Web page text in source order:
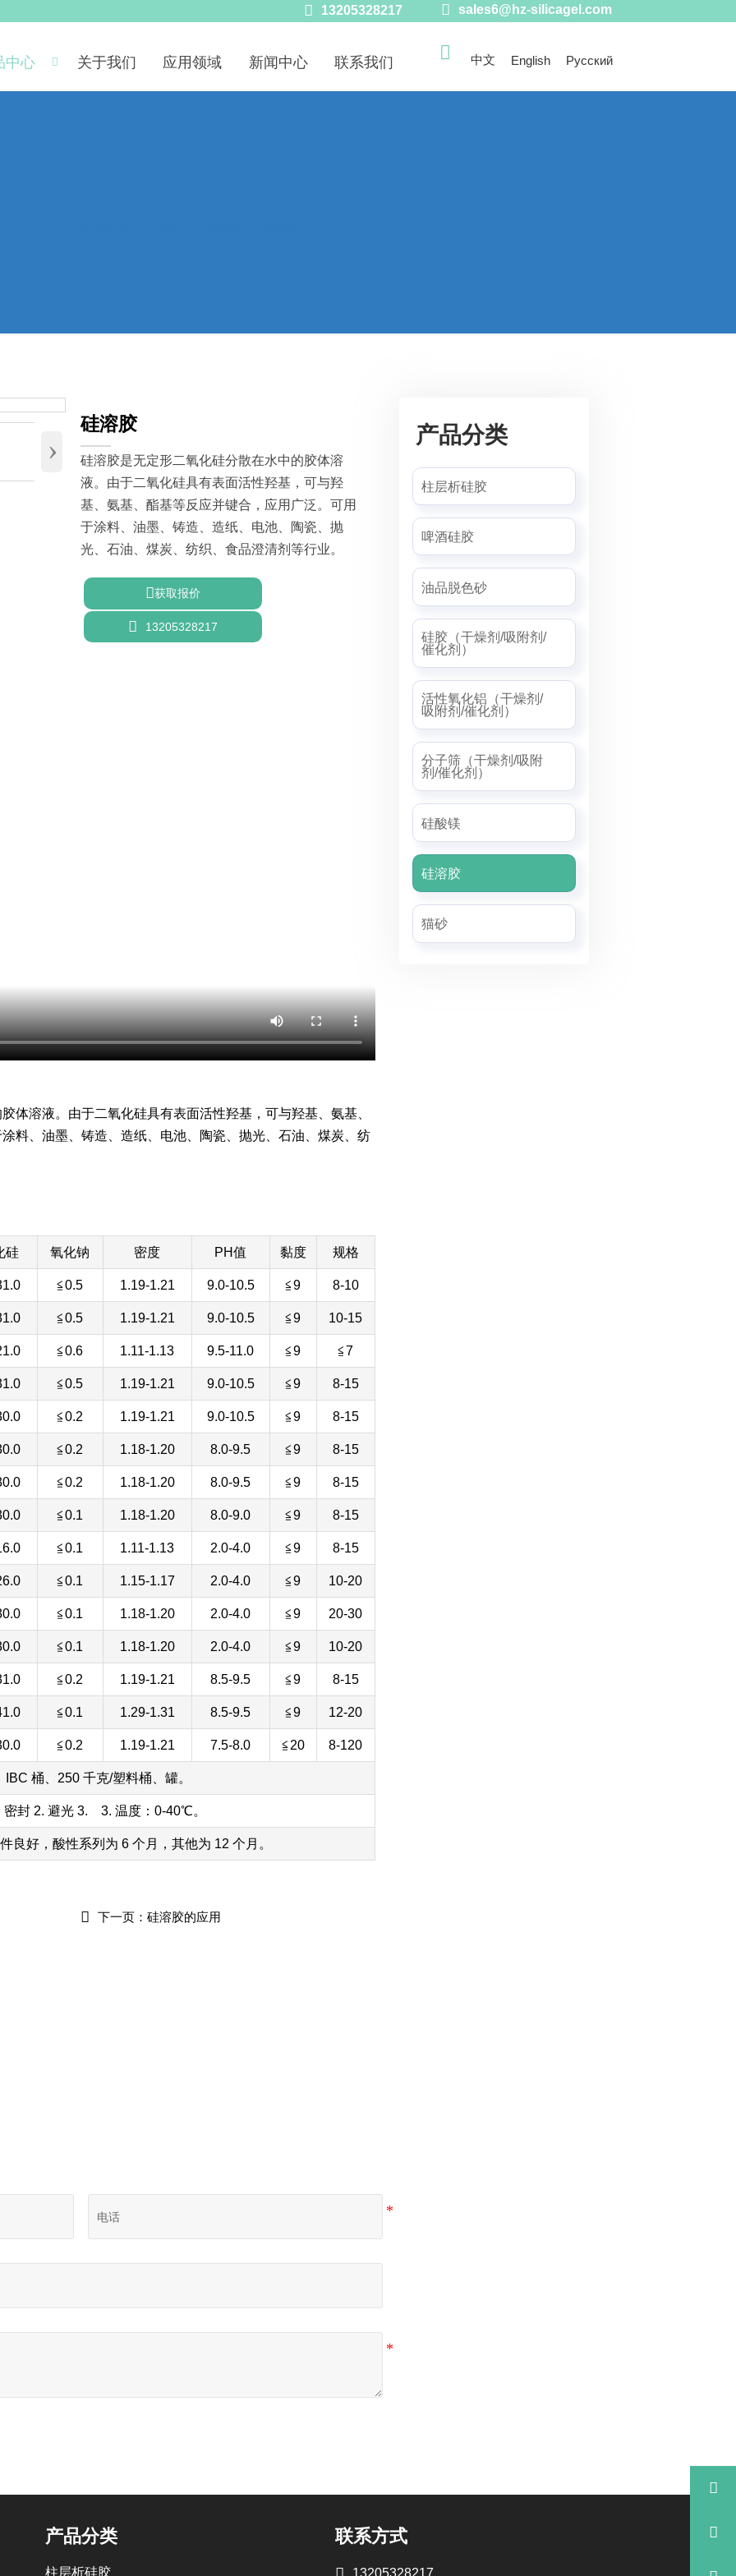
 13205328217  sales6@hz-silicagel.com
中心  关于我们 应用领域 新闻中心 联系我们  中文 English Русский
›
硅溶胶
硅溶胶是无定形二氧化硅分散在水中的胶体溶
液。由于二氧化硅具有表面活性羟基，可与羟
基、氨基、酯基等反应并键合，应用广泛。可用
于涂料、油墨、铸造、造纸、电池、陶瓷、抛
光、石油、煤炭、纺织、食品澄清剂等行业。
获取报价
 13205328217
体溶液。由于二氧化硅具有表面活性羟基，可与羟基、氨基、
料、油墨、铸造、造纸、电池、陶瓷、抛光、石油、煤炭、纺
硅 氧化钠 密度 PH值 黏度 规格
≦0.5 1.19-1.21 9.0-10.5 ≦9 8-10
≦0.5 1.19-1.21 9.0-10.5 ≦9 10-15
≦0.6 1.11-1.13 9.5-11.0 ≦9 ≦7
≦0.5 1.19-1.21 9.0-10.5 ≦9 8-15
≦0.2 1.19-1.21 9.0-10.5 ≦9 8-15
≦0.2 1.18-1.20 8.0-9.5 ≦9 8-15
≦0.2 1.18-1.20 8.0-9.5 ≦9 8-15
≦0.1 1.18-1.20 8.0-9.0 ≦9 8-15
≦0.1 1.11-1.13 2.0-4.0 ≦9 8-15
≦0.1 1.15-1.17 2.0-4.0 ≦9 10-20
≦0.1 1.18-1.20 2.0-4.0 ≦9 20-30
≦0.1 1.18-1.20 2.0-4.0 ≦9 10-20
≦0.2 1.19-1.21 8.5-9.5 ≦9 8-15
≦0.1 1.29-1.31 8.5-9.5 ≦9 12-20
≦0.2 1.19-1.21 7.5-8.0 ≦20 8-120
IBC 桶、250 千克/塑料桶、罐。
密封 2. 避光 3. 3. 温度：0-40℃。
良好，酸性系列为 6 个月，其他为 12 个月。
 下一页：硅溶胶的应用
产品分类
柱层析硅胶
啤酒硅胶
油品脱色砂
硅胶（干燥剂/吸附剂/
催化剂）
活性氧化铝（干燥剂/
吸附剂/催化剂）
分子筛（干燥剂/吸附
剂/催化剂）
硅酸镁
硅溶胶
猫砂
产品分类
柱层析硅胶
联系方式
13205328217

